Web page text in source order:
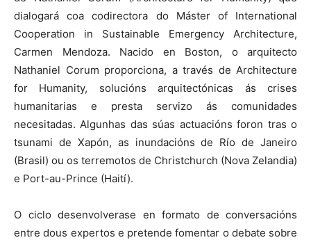
dialogará coa codirectora do Máster of International
Cooperation in Sustainable Emergency Architecture,
Carmen Mendoza. Nacido en Boston, o arquitecto
Nathaniel Corum proporciona, a través de Architecture
for Humanity, solucións arquitectónicas ás crises
humanitarias e presta servizo ás comunidades
necesitadas. Algunhas das súas actuacións foron tras o
tsunami de Xapón, as inundacións de Río de Janeiro
(Brasil) ou os terremotos de Christchurch (Nova Zelandia)
e Port-au-Prince (Haití).
O ciclo desenvolverase en formato de conversacións
entre dous expertos e pretende fomentar o debate sobre